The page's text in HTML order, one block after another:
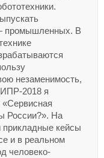
промышленных. В
незаменимость,
2018 я
России?». На
прикладные кейсы
и в реальном
человеко-